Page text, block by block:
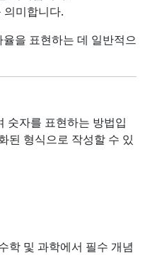
미합니다.
을 표현하는 데 일반적으
숫자를 표현하는 방법입
된 형식으로 작성할 수 있
학 및 과학에서 필수 개념